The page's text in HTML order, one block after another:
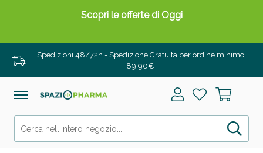
Spedizioni 48/72h - Spedizione Gratuita per ordine minimo
89,90€
Scopri le offerte di Oggi